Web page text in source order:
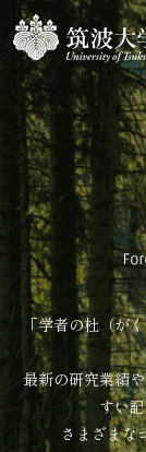
「学者の杜（が
最新の研究業績
すい
さまざまな